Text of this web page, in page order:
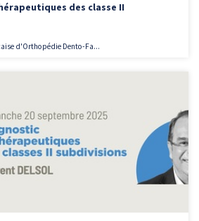
des classe II
d'Orthopédie Dento-Fa...